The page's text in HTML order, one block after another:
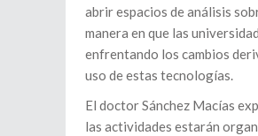
abrir espacios de análisis
manera en que las
enfrentando los cambios
uso de estas tecnologías.
El doctor Sánchez Macías
las actividades estarán